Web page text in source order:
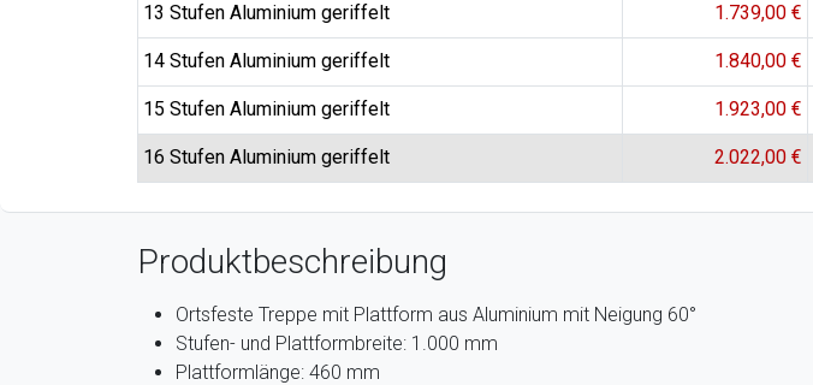
13 Stufen Aluminium geriffelt 1.739,00 €
14 Stufen Aluminium geriffelt 1.840,00 €
15 Stufen Aluminium geriffelt 1.923,00 €
16 Stufen Aluminium geriffelt 2.022,00 €
Produktbeschreibung
Ortsfeste Treppe mit Plattform aus Aluminium mit Neigung 60°
Stufen- und Plattformbreite: 1.000 mm
Plattformlänge: 460 mm